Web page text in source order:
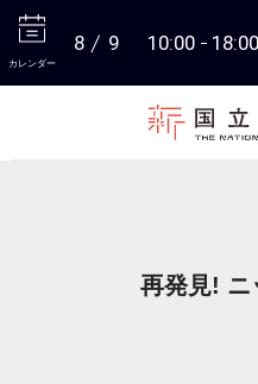
カレンダー
8 9 10:00 18:00
再発見! ニ